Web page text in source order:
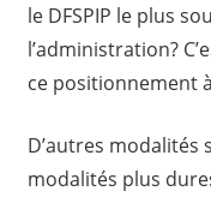
le DFSPIP le plus
l’administration?
ce positionnement
D’autres modalités
modalités plus